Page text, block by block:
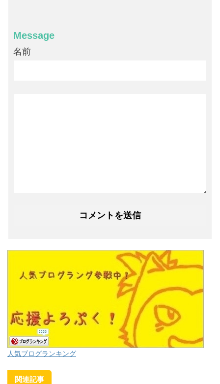
Message
名前
人気ブログランキング
関連記事